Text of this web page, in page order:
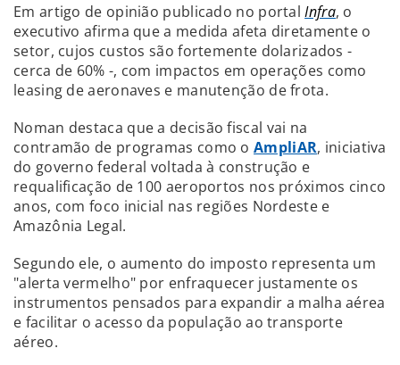
Em artigo de opinião publicado no portalInfra, o
executivo afirma que a medida afeta diretamente o
setor, cujos custos são fortemente dolarizados -
cerca de 60% -, com impactos em operações como
leasing de aeronaves e manutenção de frota.
Noman destaca que a decisão fiscal vai na
contramão de programas como oAmpliAR, iniciativa
do governo federal voltada à construção e
requalificação de 100 aeroportos nos próximos cinco
anos, com foco inicial nas regiões Nordeste e
Amazônia Legal.
Segundo ele, o aumento do imposto representa um
"alerta vermelho" por enfraquecer justamente os
instrumentos pensados para expandir a malha aérea
e facilitar o acesso da população ao transporte
aéreo.